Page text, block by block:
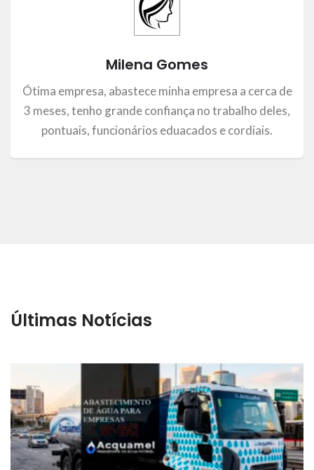
Milena Gomes
Ótima empresa, abastece minha empresa a cerca de
3 meses, tenho grande confiança no trabalho deles,
pontuais, funcionários eduacados e cordiais.
Últimas Notícias